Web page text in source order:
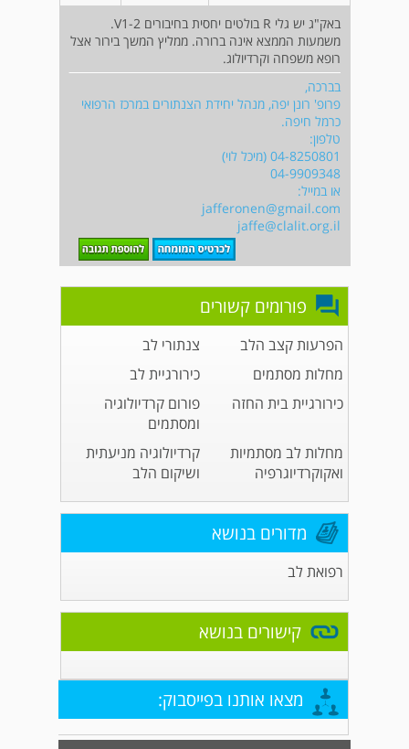
באק"ג יש גלי R בולטים יחסית בחיבורים V1-2.
משמעות הממצא אינה ברורה. ממליץ המשך בירור אצל
רופא משפחה וקרדיולוג.
בברכה,
פרופ' רונן יפה, מנהל יחידת הצנתורים במרכז הרפואי
כרמל חיפה.
טלפון:
04-8250801 (מיכל לוי)
04-9909348
או במייל:
jafferonen@gmail.com
jaffe@clalit.org.il
פורומים קשורים
הפרעות קצב הלב
צנתורי לב
מחלות מסתמים
כירורגיית לב
כירורגיית בית החזה
פורום קרדיולוגיה
ומסתמים
מחלות לב מסתמיות
ואקוקרדיוגרפיה
קרדיולוגיה מניעתית
ושיקום הלב
מדורים בנושא
רפואת לב
קישורים בנושא
מצאו אותנו בפייסבוק: